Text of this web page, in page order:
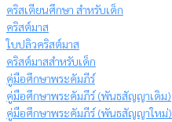
คริสเตียนศึกษา สำหรับเด็ก
คริสต์มาส
ใบปลิวคริสต์มาส
คริสต์มาสสำหรับเด็ก
คู่มือศึกษาพระคัมภีร์
คู่มือศึกษาพระคัมภีร์ (พันธสัญญาเดิม)
คู่มือศึกษาพระคัมภีร์ (พันธสัญญาใหม่)